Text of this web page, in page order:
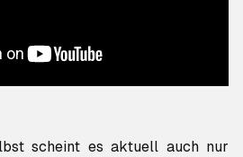
scheint es aktuell auch nur